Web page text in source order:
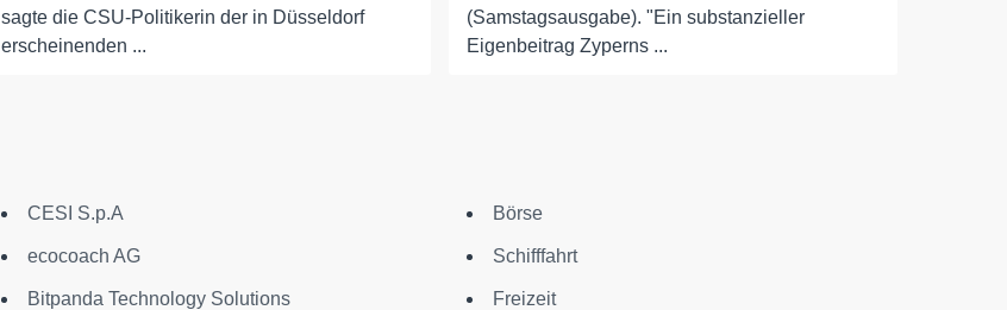
sagte die CSU-Politikerin der in Düsseldorf
erscheinenden ...
(Samstagsausgabe). "Ein substanzieller
Eigenbeitrag Zyperns ...
CESI S.p.A
ecocoach AG
Bitpanda Technology Solutions
Börse
Schifffahrt
Freizeit